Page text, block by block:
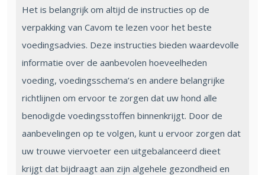
Het is belangrijk om altijd de instructies op de
verpakking van Cavom te lezen voor het beste
voedingsadvies. Deze instructies bieden waardevolle
informatie over de aanbevolen hoeveelheden
voeding, voedingsschema’s en andere belangrijke
richtlijnen om ervoor te zorgen dat uw hond alle
benodigde voedingsstoffen binnenkrijgt. Door de
aanbevelingen op te volgen, kunt u ervoor zorgen dat
uw trouwe viervoeter een uitgebalanceerd dieet
krijgt dat bijdraagt aan zijn algehele gezondheid en